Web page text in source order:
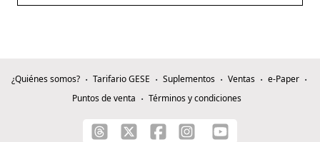
¿Quiénes somos? Tarifario GESE Suplementos Ventas
e-Paper
Puntos de venta
Términos y condiciones